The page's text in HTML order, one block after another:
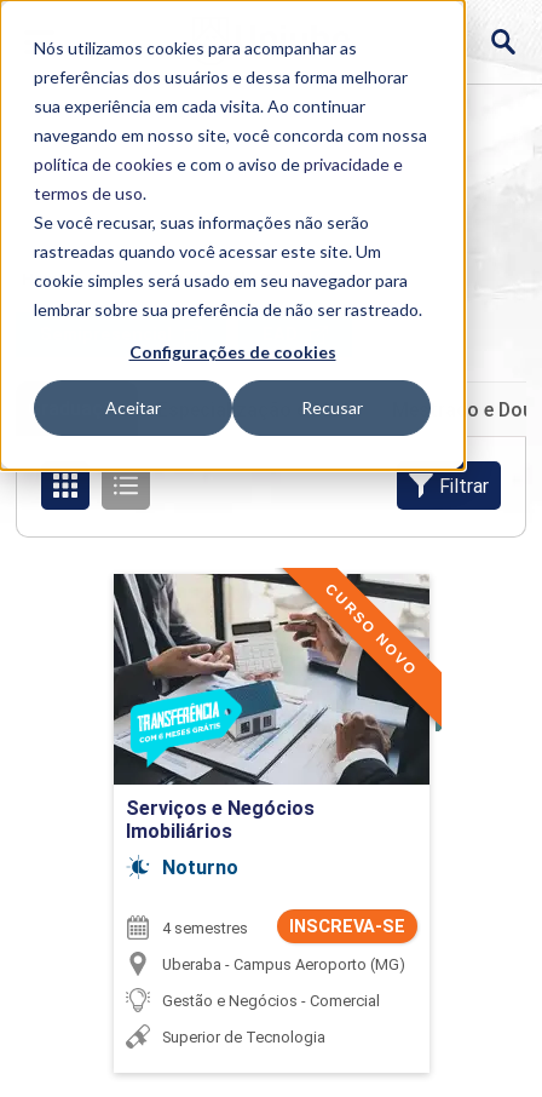
Nós utilizamos cookies para acompanhar as
preferências dos usuários e dessa forma melhorar
sua experiência em cada visita. Ao continuar
navegando em nosso site, você concorda com nossa
política de cookies e com o aviso deprivacidade e
termos de uso.
Se você recusar, suas informações não serão
rastreadas quando você acessar este site. Um
cookie simples será usado em seu navegador para
lembrar sobre sua preferência de não ser rastreado.
Configurações de cookies
Aceitar Recusar
Home > Cursos > Presencial >Graduação
Graduação Especialização e MBA Mestrado e
Filtrar
Serviços e Negócios
Imobiliários
Noturno
CURSO NOVO
INSCREVA-SE
4 semestres
Uberaba - Campus Aeroporto (MG)
Gestão e Negócios - Comercial
Superior de Tecnologia
Serviços e Negócios
Imobiliários
Detalhes do curso
Ir para Inscrição